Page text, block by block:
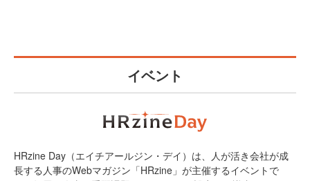
イベント
HRzine Day（エイチアールジン・デイ）は、人が活き会社が成
長する人事のWebマガジン「HRzine」が主催するイベントで